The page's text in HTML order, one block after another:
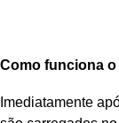
Como funciona
Imediatamente